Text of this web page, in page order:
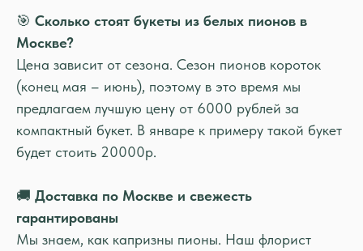
🎯 Сколько стоят букеты из белых пионов в
Москве?
Цена зависит от сезона. Сезон пионов короток
(конец мая – июнь), поэтому в это время мы
предлагаем лучшую цену от 6000 рублей за
компактный букет. В январе к примеру такой букет
будет стоить 20000р.
🚚 Доставка по Москве и свежесть
гарантированы
Мы знаем, как капризны пионы. Наш флорист